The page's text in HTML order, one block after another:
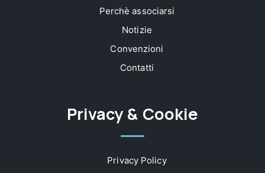
Perchè associarsi
Notizie
Convenzioni
Contatti
Privacy & Cookie
Privacy Policy